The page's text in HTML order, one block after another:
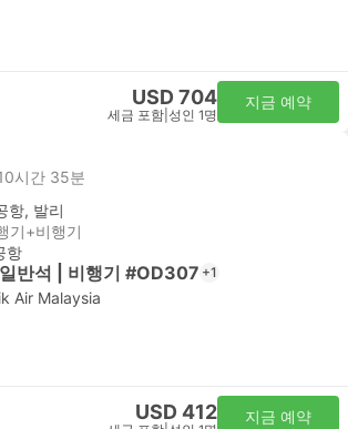
USD 704
세금 포함 성인 1명
지금 예약
시간 35분
항, 발리
기+비행기
항
일반석 | 비행기 #OD307 +1
Air Malaysia
USD 412 지금 예약